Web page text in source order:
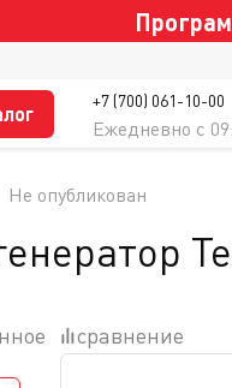
+7 (700) 061-10-00
Ежедневно c
Не опубликован
сравнение